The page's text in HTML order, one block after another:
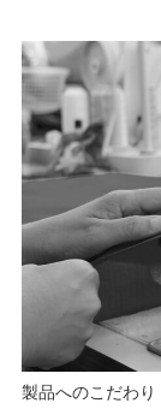
製品へのこだわり